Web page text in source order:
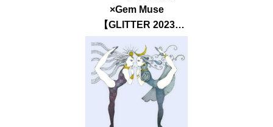
×Gem Muse
【GLITTER 2023
SUMMER issue】